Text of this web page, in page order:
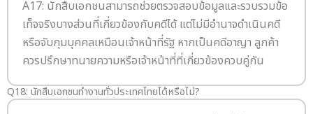
A17: นักสืบเอกชนสามารถช่วยตรวจสอบข้อมูลและรวบรวมข้อ
เท็จจริงบางส่วนที่เกี่ยวข้องกับคดีได้ แต่ไม่มีอำนาจดำเนินคดี
หรือจับกุมบุคคลเหมือนเจ้าหน้าที่รัฐ หากเป็นคดีอาญา ลูกค้า
ควรปรึกษาทนายความหรือเจ้าหน้าที่ที่เกี่ยวข้องควบคู่กัน
Q18: นักสืบเอกชนทำงานทั่วประเทศไทยได้หรือไม่?